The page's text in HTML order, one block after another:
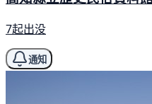
7起出没
通知